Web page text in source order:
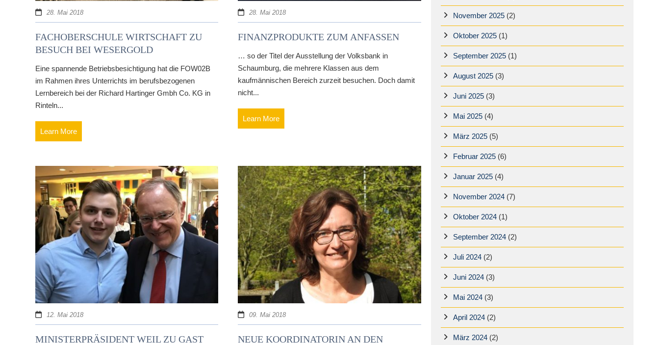
28. Mai 2018
FACHOBERSCHULE WIRTSCHAFT ZU
BESUCH BEI WESERGOLD
Eine spannende Betriebsbesichtigung hat die FOW02B
im Rahmen ihres Unterrichts im berufsbezogenen
Lernbereich bei der Richard Hartinger Gmbh Co. KG in
Rinteln...
Learn More
28. Mai 2018
FINANZPRODUKTE ZUM ANFASSEN
… so der Titel der Ausstellung der Volksbank in
Schaumburg, die mehrere Klassen aus dem
kaufmännischen Bereich zurzeit besuchen. Doch damit
nicht...
Learn More
12. Mai 2018
MINISTERPRÄSIDENT WEIL ZU GAST
09. Mai 2018
NEUE KOORDINATORIN AN DEN
November 2025(2)
Oktober 2025(1)
September 2025(1)
August 2025(3)
Juni 2025(3)
Mai 2025(4)
März 2025(5)
Februar 2025(6)
Januar 2025(4)
November 2024(7)
Oktober 2024(1)
September 2024(2)
Juli 2024(2)
Juni 2024(3)
Mai 2024(3)
April 2024(2)
März 2024(2)